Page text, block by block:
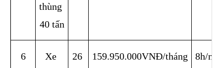
thùng
40 tấn
6
Xe
26
159.950.000VNĐ/tháng 8h/